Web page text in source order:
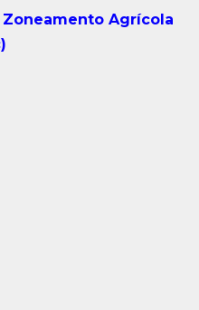
Agrícola